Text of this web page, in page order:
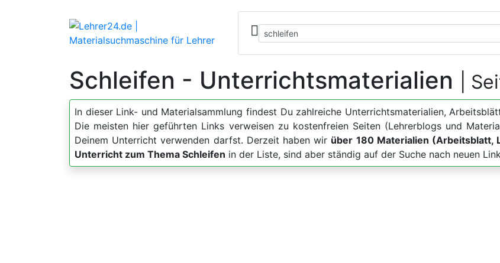
Schleifen - Unterrichtsmaterialien |
In dieser Link- und Materialsammlung findest Du zahlreiche Unterrichtsmaterialien,
Die meisten hier geführten Links verweisen zu kostenfreien Seiten (Lehrerblogs und
Deinem Unterricht verwenden darfst. Derzeit haben wir über 180 Materialien (Arbeitsblatt,
Unterricht zum Thema Schleifen in der Liste, sind aber ständig auf der Suche nach neuen